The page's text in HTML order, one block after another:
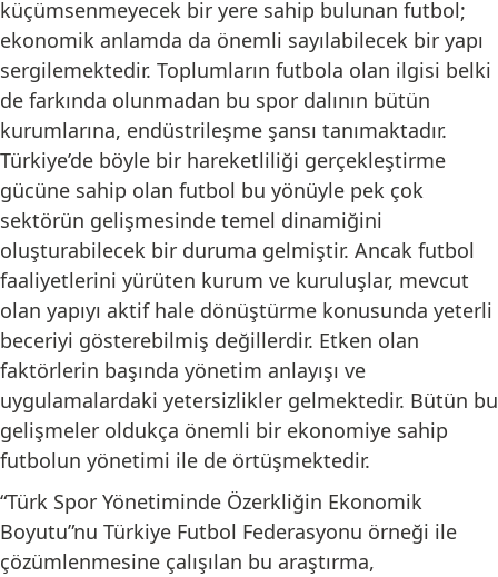
küçümsenmeyecek bir yere sahip bulunan futbol;
ekonomik anlamda da önemli sayılabilecek bir yapı
sergilemektedir. Toplumların futbola olan ilgisi belki
de farkında olunmadan bu spor dalının bütün
kurumlarına, endüstrileşme şansı tanımaktadır.
Türkiye’de böyle bir hareketliliği gerçekleştirme
gücüne sahip olan futbol bu yönüyle pek çok
sektörün gelişmesinde temel dinamiğini
oluşturabilecek bir duruma gelmiştir. Ancak futbol
faaliyetlerini yürüten kurum ve kuruluşlar, mevcut
olan yapıyı aktif hale dönüştürme konusunda yeterli
beceriyi gösterebilmiş değillerdir. Etken olan
faktörlerin başında yönetim anlayışı ve
uygulamalardaki yetersizlikler gelmektedir. Bütün bu
gelişmeler oldukça önemli bir ekonomiye sahip
futbolun yönetimi ile de örtüşmektedir.
“Türk Spor Yönetiminde Özerkliğin Ekonomik
Boyutu”nu Türkiye Futbol Federasyonu örneği ile
çözümlenmesine çalışılan bu araştırma,